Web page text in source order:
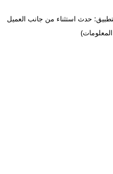
حدث استثناء من جانب العميل